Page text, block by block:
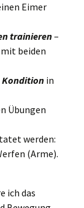
Eimer
trainieren–
beiden
Kondition in
Übungen
werden:
(Arme).
ich das